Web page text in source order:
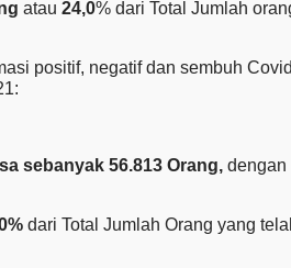
atau 24,0% dari Total Jumlah
positif, negatif dan sembuh
sebanyak 56.813 Orang, dengan
dari Total Jumlah Orang yang